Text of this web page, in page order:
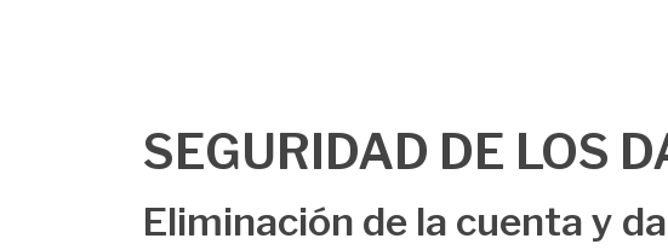
SEGURIDAD DE LOS
Eliminación de la cuenta y